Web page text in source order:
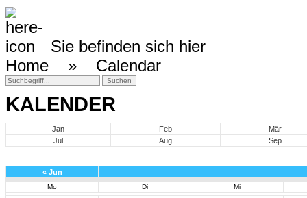
Sie befinden sich hier
Home » Calendar
KALENDER
Jan Feb
Mär
Jul
Aug Sep
« Jun
Mo Di Mi